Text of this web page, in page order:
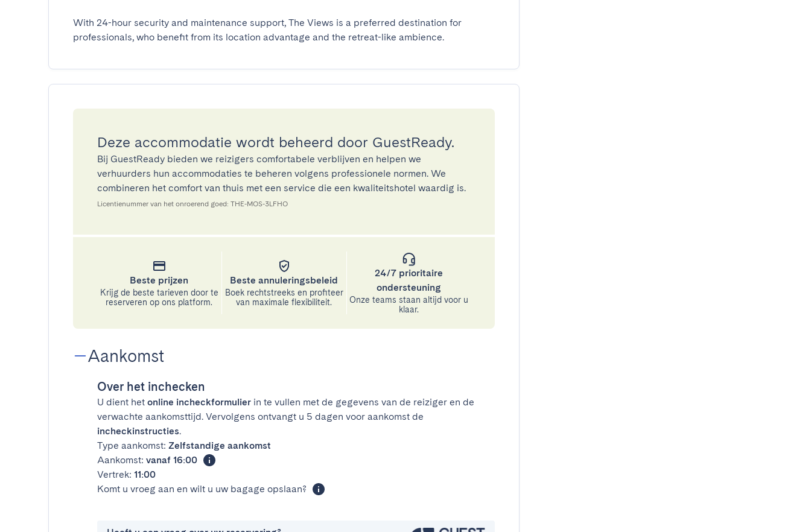
With 24-hour security and maintenance support, The Views is a preferred destination for
professionals, who benefit from its location advantage and the retreat-like ambience.
Deze accommodatie wordt beheerd door GuestReady.
Bij GuestReady bieden we reizigers comfortabele verblijven en helpen we
verhuurders hun accommodaties te beheren volgens professionele normen. We
combineren het comfort van thuis met een service die een kwaliteitshotel waardig is.
Licentienummer van het onroerend goed: THE-MOS-3LFHO
Beste prijzen
Krijg de beste tarieven door te
reserveren op ons platform.
Beste annuleringsbeleid
Boek rechtstreeks en profiteer
van maximale flexibiliteit.
24/7 prioritaire
ondersteuning
Onze teams staan altijd voor u
klaar.
Aankomst
Over het inchecken
U dient het online incheckformulier in te vullen met de gegevens van de reiziger en de
verwachte aankomsttijd. Vervolgens ontvangt u 5 dagen voor aankomst de
incheckinstructies.
Type aankomst: Zelfstandige aankomst
Aankomst: vanaf 16:00
Vertrek: 11:00
Komt u vroeg aan en wilt u uw bagage opslaan?